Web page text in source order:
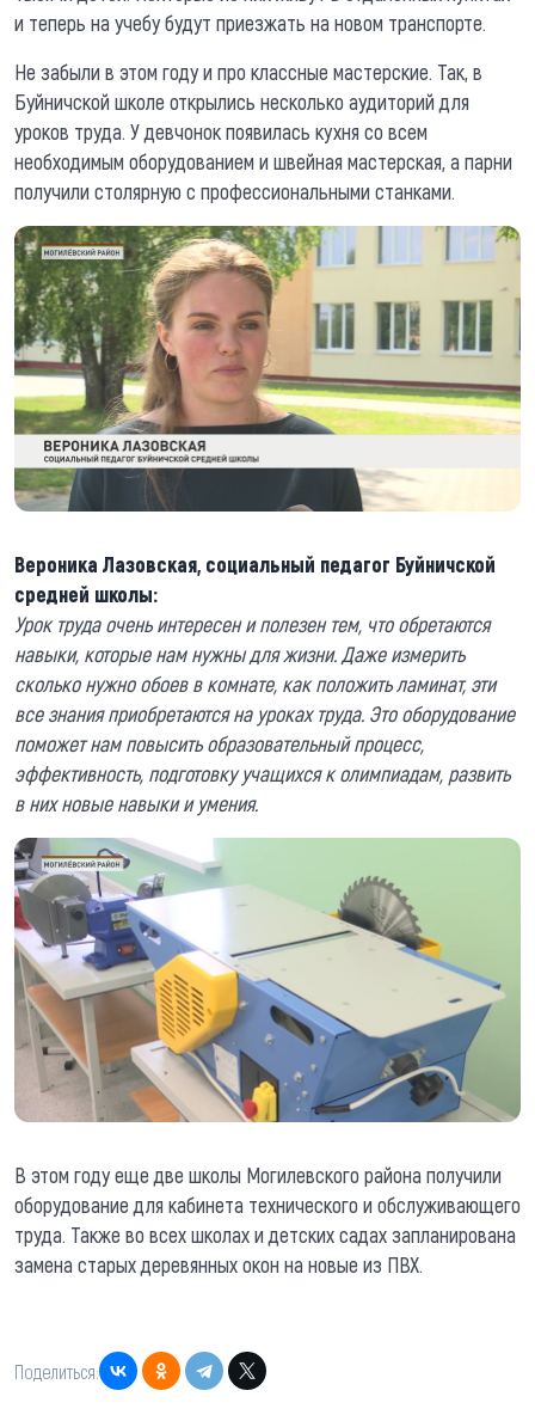
и теперь на учебу будут приезжать на новом транспорте.
Не забыли в этом году и про классные мастерские. Так, в
Буйничской школе открылись несколько аудиторий для
уроков труда. У девчонок появилась кухня со всем
необходимым оборудованием и швейная мастерская, а парни
получили столярную с профессиональными станками.
Вероника Лазовская, социальный педагог Буйничской
средней школы:
Урок труда очень интересен и полезен тем, что обретаются
навыки, которые нам нужны для жизни. Даже измерить
сколько нужно обоев в комнате, как положить ламинат, эти
все знания приобретаются на уроках труда. Это оборудование
поможет нам повысить образовательный процесс,
эффективность, подготовку учащихся к олимпиадам, развить
в них новые навыки и умения.
В этом году еще две школы Могилевского района получили
оборудование для кабинета технического и обслуживающего
труда. Также во всех школах и детских садах запланирована
замена старых деревянных окон на новые из ПВХ.
Поделиться: